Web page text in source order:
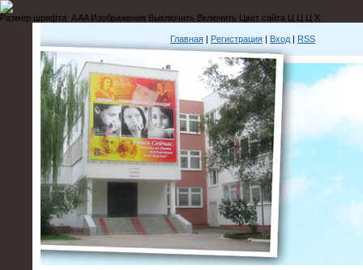
Размер шрифта: A AAИзображения Выключить Включить Цвет сайта Ц Ц Ц Х
Главная | Регистрация | Вход | RSS